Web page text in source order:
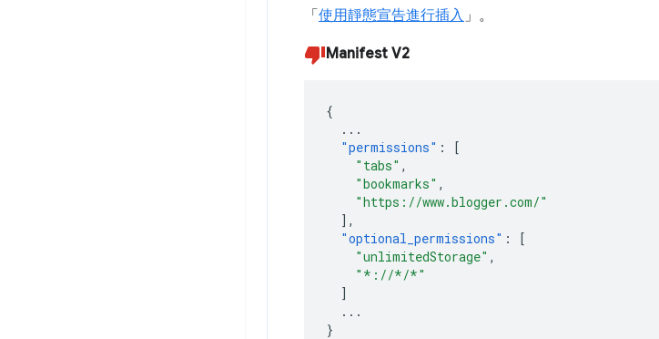
「使用靜態宣告進行插入 」。
Manifest V2
{
...
"permissions" :
[
"tabs" ,
"bookmarks" ,
"https://www.blogger.com/"
],
"optional_permissions" :
[
"unlimitedStorage" ,
"*://*/*"
]
...
}